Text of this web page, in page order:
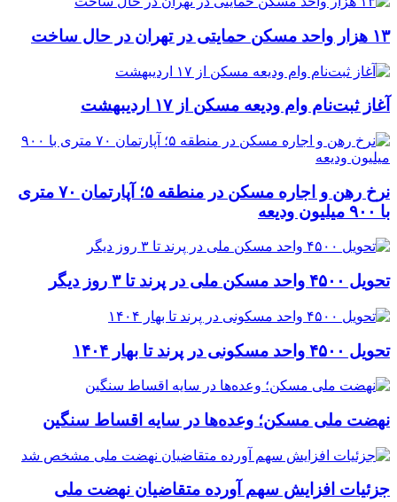
۱۳ هزار واحد مسکن حمایتی در تهران در حال ساخت
آغاز ثبت‌نام وام ودیعه مسکن از ۱۷ اردیبهشت
نرخ‌ رهن و اجاره مسکن در منطقه ۵؛ آپارتمان ۷۰ متری
با ۹۰۰ میلیون ودیعه
تحویل ۴۵۰۰ واحد مسکن ملی در پرند تا ۳ روز دیگر
تحویل ۴۵۰۰ واحد مسکونی در پرند تا بهار ۱۴۰۴
نهضت ملی مسکن؛ وعده‌ها در سایه اقساط سنگین
جزئیات افزایش سهم آورده متقاضیان نهضت ملی